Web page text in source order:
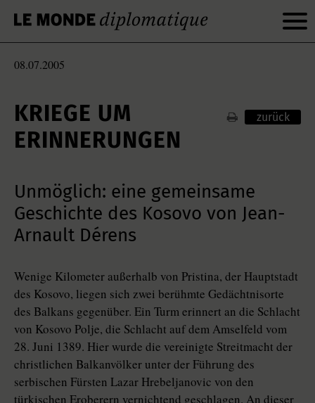
08.07.2005
KRIEGE UM
ERINNERUNGEN
zurück
Unmöglich: eine gemeinsame
Geschichte des Kosovo von Jean-
Arnault Dérens
Wenige Kilometer außerhalb von Pristina, der Hauptstadt
des Kosovo, liegen sich zwei berühmte Gedächtnisorte
des Balkans gegenüber. Ein Turm erinnert an die Schlacht
von Kosovo Polje, die Schlacht auf dem Amselfeld vom
28. Juni 1389. Hier wurde die vereinigte Streitmacht der
christlichen Balkanvölker unter der Führung des
serbischen Fürsten Lazar Hrebeljanovic von den
türkischen Eroberern vernichtend geschlagen. An dieser